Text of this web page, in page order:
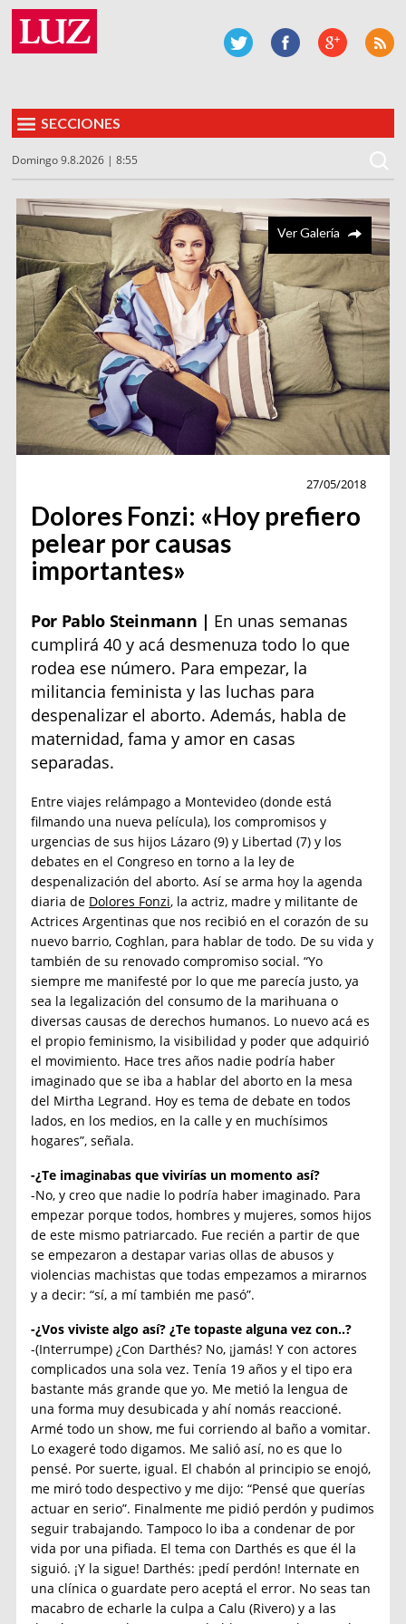
SECCIONES
Domingo 9.8.2026 | 8:55
Ver Galería
27/05/2018
Dolores Fonzi: «Hoy prefiero
pelear por causas
importantes»
Por Pablo Steinmann | En unas semanas
cumplirá 40 y acá desmenuza todo lo que
rodea ese número. Para empezar, la
militancia feminista y las luchas para
despenalizar el aborto. Además, habla de
maternidad, fama y amor en casas
separadas.
Entre viajes relámpago a Montevideo (donde está
filmando una nueva película), los compromisos y
urgencias de sus hijos Lázaro (9) y Libertad (7) y los
debates en el Congreso en torno a la ley de
despenalización del aborto. Así se arma hoy la agenda
diaria de Dolores Fonzi, la actriz, madre y militante de
Actrices Argentinas que nos recibió en el corazón de su
nuevo barrio, Coghlan, para hablar de todo. De su vida y
también de su renovado compromiso social. “Yo
siempre me manifesté por lo que me parecía justo, ya
sea la legalización del consumo de la marihuana o
diversas causas de derechos humanos. Lo nuevo acá es
el propio feminismo, la visibilidad y poder que adquirió
el movimiento. Hace tres años nadie podría haber
imaginado que se iba a hablar del aborto en la mesa
del Mirtha Legrand. Hoy es tema de debate en todos
lados, en los medios, en la calle y en muchísimos
hogares”, señala.
-¿Te imaginabas que vivirías un momento así?
-No, y creo que nadie lo podría haber imaginado. Para
empezar porque todos, hombres y mujeres, somos hijos
de este mismo patriarcado. Fue recién a partir de que
se empezaron a destapar varias ollas de abusos y
violencias machistas que todas empezamos a mirarnos
y a decir: “sí, a mí también me pasó”.
-¿Vos viviste algo así? ¿Te topaste alguna vez con..?
-(Interrumpe) ¿Con Darthés? No, ¡jamás! Y con actores
complicados una sola vez. Tenía 19 años y el tipo era
bastante más grande que yo. Me metió la lengua de
una forma muy desubicada y ahí nomás reaccioné.
Armé todo un show, me fui corriendo al baño a vomitar.
Lo exageré todo digamos. Me salió así, no es que lo
pensé. Por suerte, igual. El chabón al principio se enojó,
me miró todo despectivo y me dijo: “Pensé que querías
actuar en serio”. Finalmente me pidió perdón y pudimos
seguir trabajando. Tampoco lo iba a condenar de por
vida por una pifiada. El tema con Darthés es que él la
siguió. ¡Y la sigue! Darthés: ¡pedí perdón! Internate en
una clínica o guardate pero aceptá el error. No seas tan
macabro de echarle la culpa a Calu (Rivero) y a las